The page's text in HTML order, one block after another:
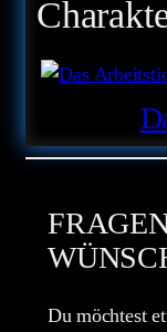
Du möchtest